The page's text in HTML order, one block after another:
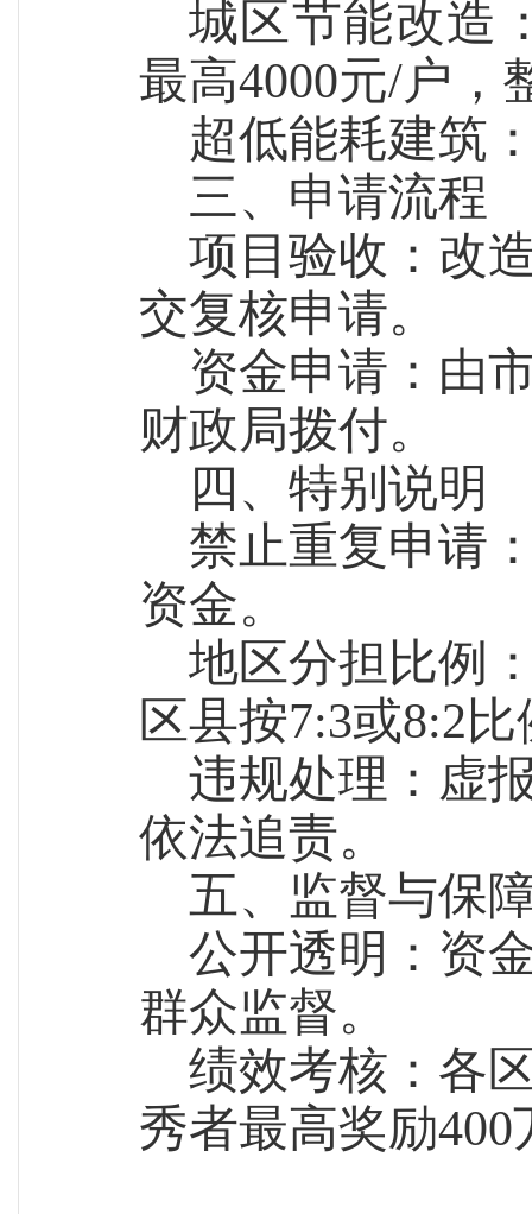
城区节能改造
最高4000元/户，
超低能耗建筑
三、申请流程
项目验收：改
交复核申请。
资金申请：由
财政局拨付。
四、特别说明
禁止重复申请
资金。
地区分担比例
区县按7:3或8:2
违规处理：虚
依法追责。
五、监督与保
公开透明：资
群众监督。
绩效考核：各
秀者最高奖励400